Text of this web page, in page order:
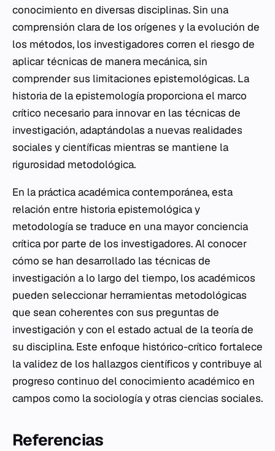
conocimiento en diversas disciplinas. Sin una
comprensión clara de los orígenes y la evolución de
los métodos, los investigadores corren el riesgo de
aplicar técnicas de manera mecánica, sin
comprender sus limitaciones epistemológicas. La
historia de la epistemología proporciona el marco
crítico necesario para innovar en las técnicas de
investigación, adaptándolas a nuevas realidades
sociales y científicas mientras se mantiene la
rigurosidad metodológica.
En la práctica académica contemporánea, esta
relación entre historia epistemológica y
metodología se traduce en una mayor conciencia
crítica por parte de los investigadores. Al conocer
cómo se han desarrollado las técnicas de
investigación a lo largo del tiempo, los académicos
pueden seleccionar herramientas metodológicas
que sean coherentes con sus preguntas de
investigación y con el estado actual de la teoría de
su disciplina. Este enfoque histórico-crítico fortalece
la validez de los hallazgos científicos y contribuye al
progreso continuo del conocimiento académico en
campos como la sociología y otras ciencias sociales.
Referencias